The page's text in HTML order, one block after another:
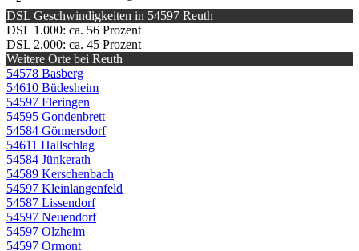
DSL Geschwindigkeiten in 54597 Reuth
DSL 1.000: ca. 56 Prozent
DSL 2.000: ca. 45 Prozent
Weitere Orte bei Reuth
54578 Basberg
54610 Büdesheim
54597 Fleringen
54595 Gondenbrett
54584 Gönnersdorf
54611 Hallschlag
54584 Jünkerath
54589 Kerschenbach
54597 Kleinlangenfeld
54587 Lissendorf
54597 Neuendorf
54597 Olzheim
54597 Ormont